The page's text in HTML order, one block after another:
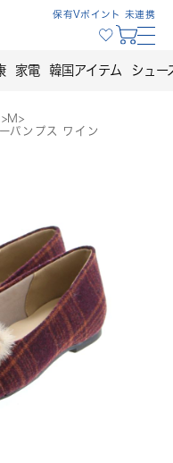
保有Vポイント 未連携
家電 韓国アイテム シュー
>M >
パンプス ワイン